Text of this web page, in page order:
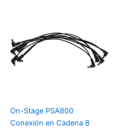
On-Stage PSA800
Conexión en Cadena 8